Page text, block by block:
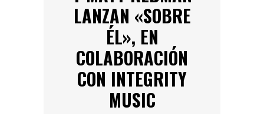
LANZAN «SOBRE
ÉL», EN
COLABORACIÓN
CON INTEGRITY
MUSIC